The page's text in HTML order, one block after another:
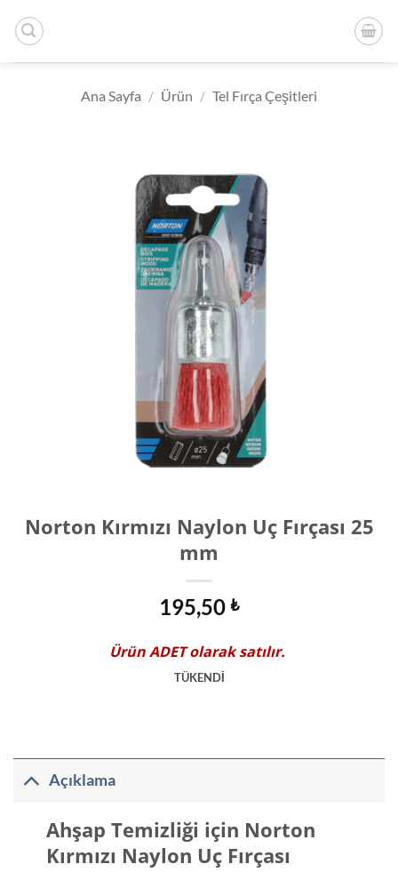
atla
Ana Sayfa / Ürün / Tel Fırça Çeşitleri
Norton Kırmızı Naylon Uç Fırçası 25
mm
195,50 ₺
ÜrünADETolarak satılır.
TÜKENDİ
Açıklama
Ahşap Temizliği için Norton
Kırmızı Naylon Uç Fırçası